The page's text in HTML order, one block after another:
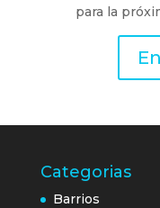
para la
Categorias
Barrios